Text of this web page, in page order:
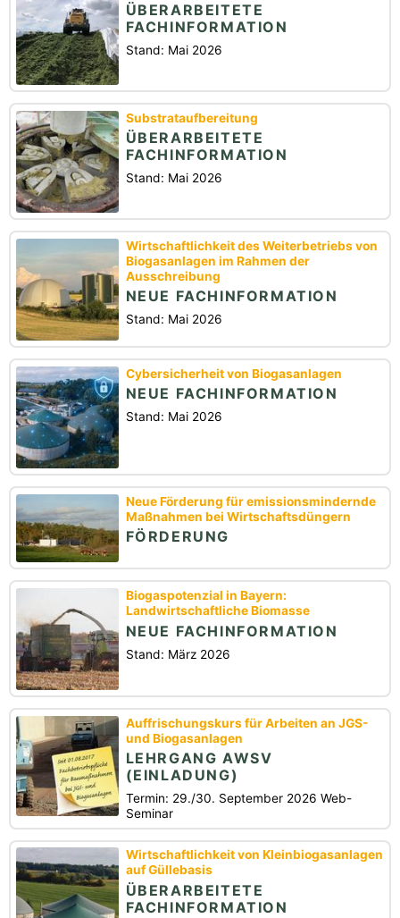
ÜBERARBEITETE
FACHINFORMATION
Stand: Mai 2026
Substrataufbereitung
ÜBERARBEITETE
FACHINFORMATION
Stand: Mai 2026
Wirtschaftlichkeit des Weiterbetriebs von
Biogasanlagen im Rahmen der
Ausschreibung
NEUE FACHINFORMATION
Stand: Mai 2026
Cybersicherheit von Biogasanlagen
NEUE FACHINFORMATION
Stand: Mai 2026
Neue Förderung für emissionsmindernde
Maßnahmen bei Wirtschaftsdüngern
FÖRDERUNG
Biogaspotenzial in Bayern:
Landwirtschaftliche Biomasse
NEUE FACHINFORMATION
Stand: März 2026
Auffrischungskurs für Arbeiten an JGS-
und Biogasanlagen
LEHRGANG AWSV
(EINLADUNG)
Termin: 29./30. September 2026 Web-
Seminar
Wirtschaftlichkeit von Kleinbiogasanlagen
auf Güllebasis
ÜBERARBEITETE
FACHINFORMATION